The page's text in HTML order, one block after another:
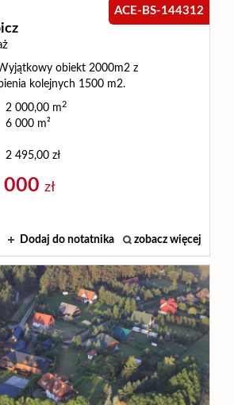
ACE-BS-144312
obiekt 2000m2 z
kolejnych 1500 m2.
2 000,00 m2
6 000 m²
2 495,00 zł
000 zł
Dodaj do notatnika zobacz więcej